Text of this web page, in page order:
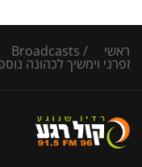
ראשי /
Broadcasts
זפרני וימשיך לכהונה